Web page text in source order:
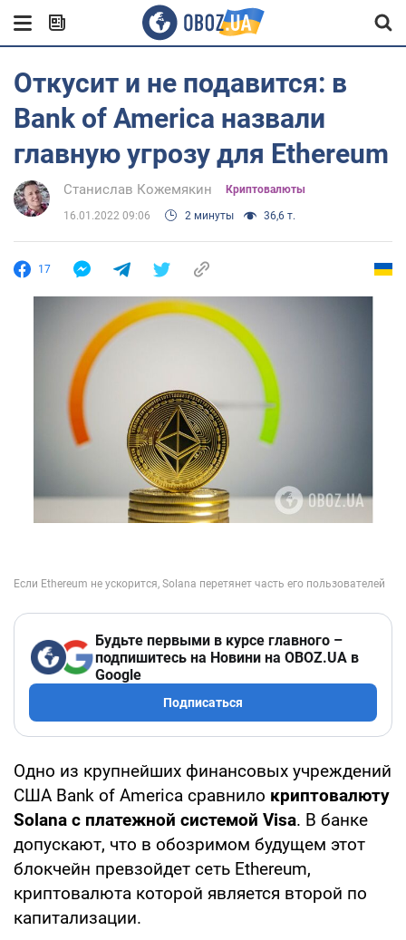
Откусит и не подавится: в
Bank of America назвали
главную угрозу для Ethereum
Станислав Кожемякин Криптовалюты
16.01.2022 09:06 2 минуты 36,6 т.
17
Будьте первыми в курсе главного –
подпишитесь на Новини на OBOZ.UA в
Google
Подписаться
Одно из крупнейших финансовых учреждений
США Bank of America сравнило криптовалюту
Solana с платежной системой Visa. В банке
допускают, что в обозримом будущем этот
блокчейн превзойдет сеть Ethereum,
криптовалюта которой является второй по
капитализации.